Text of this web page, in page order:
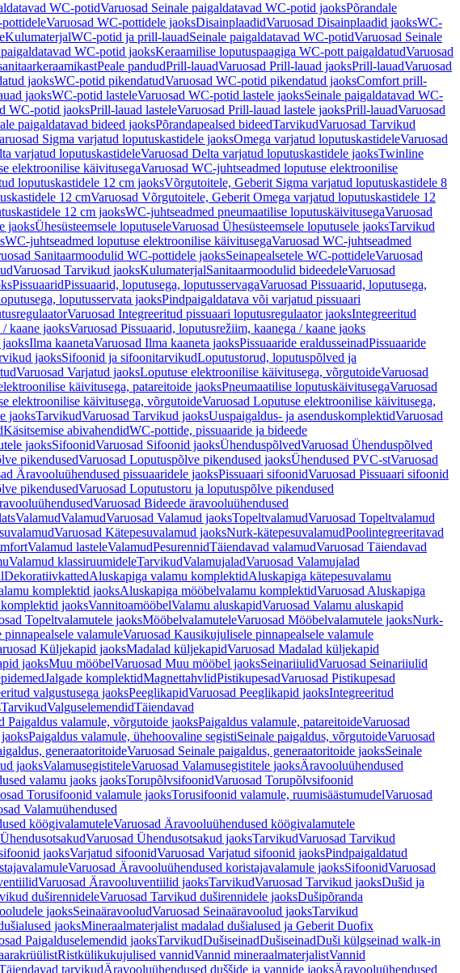
WC-potidVaruosad Seinale paigaldatavad WC-potid jaoksPõrandale
Varuosad WC-pottidele jaoksDisainplaadidVaruosad Disainplaadid jaoksWC-
KulumaterjalWC-potid ja prill-lauadSeinale paigaldatavad WC-potidVaruosad Seinale
WC-potid jaoksKeraamilise loputuspaagiga WC-pott paigaldatudVaruosad
Peale pandudPrill-lauadVaruosad Prill-lauad jaoksPrill-lauadVaruosad
jaoksWC-potid pikendatudVaruosad WC-potid pikendatud jaoksComfort prill-
jaoksWC-potid lasteleVaruosad WC-potid lastele jaoksSeinale paigaldatavad WC-
WC-potid jaoksPrill-lauad lasteleVaruosad Prill-lauad lastele jaoksPrill-lauadVaruosad
paigaldatavad bideed jaoksPõrandapealsed bideedTarvikudVaruosad Tarvikud
Sigma varjatud loputuskastidele jaoksOmega varjatud loputuskastideleVaruosad
varjatud loputuskastideleVaruosad Delta varjatud loputuskastidele jaoksTwinline
elektroonilise käivitusegaVaruosad WC-juhtseadmed loputuse elektroonilise
loputuskastidele 12 cm jaoksVõrgutoitele, Geberit Sigma varjatud loputuskastidele 8
12 cmVaruosad Võrgutoitele, Geberit Omega varjatud loputuskastidele 12
12 cm jaoksWC-juhtseadmed pneumaatilise loputuskäivitusegaVaruosad
jaoksÜhesüsteemsele loputuseleVaruosad Ühesüsteemsele loputusele jaoksTarvikud
WC-juhtseadmed loputuse elektroonilise käivitusegaVaruosad WC-juhtseadmed
Sanitaarmoodulid WC-pottidele jaoksSeinapealsetele WC-pottideleVaruosad
Varuosad Tarvikud jaoksKulumaterjalSanitaarmoodulid bideedeleVaruosad
PissuaaridPissuaarid, loputusega, loputusservagaVaruosad Pissuaarid, loputusega,
loputusservata jaoksPindpaigaldatava või varjatud pissuaari
Varuosad Integreeritud pissuaari loputusregulaator jaoksIntegreeritud
kaane jaoksVaruosad Pissuaarid, loputusrežiim, kaanega / kaane jaoks
jaoksIlma kaanetaVaruosad Ilma kaaneta jaoksPissuaaride eraldusseinadPissuaaride
jaoksSifoonid ja sifoonitarvikudLoputustorud, loputuspõlved ja
Varuosad Varjatud jaoksLoputuse elektroonilise käivitusega, võrgutoideVaruosad
käivitusega, patareitoide jaoksPneumaatilise loputuskäivitusegaVaruosad
elektroonilise käivitusega, võrgutoideVaruosad Loputuse elektroonilise käivitusega,
jaoksTarvikudVaruosad Tarvikud jaoksUuspaigaldus- ja asenduskomplektidVaruosad
Käsitsemise abivahendidWC-pottide, pissuaaride ja bideede
jaoksSifoonidVaruosad Sifoonid jaoksÜhenduspõlvedVaruosad Ühenduspõlved
pikendusedVaruosad Loputuspõlve pikendused jaoksÜhendused PVC-stVaruosad
Äravooluühendused pissuaaridele jaoksPissuaari sifoonidVaruosad Pissuaari sifoonid
pikendusedVaruosad Loputustoru ja loputuspõlve pikendused
Varuosad Bideede äravooluühendused
ValamudValamudVaruosad Valamud jaoksTopeltvalamudVaruosad Topeltvalamud
Varuosad Kätepesuvalamud jaoksNurk-kätepesuvalamudPoolintegreeritavad
Valamud lasteleValamudPesurennidTäiendavad valamudVaruosad Täiendavad
Valamud klassiruumideleTarvikudValamujaladVaruosad Valamujalad
DekoratiivkattedAluskapiga valamu komplektidAluskapiga kätepesuvalamu
komplektid jaoksAluskapiga mööbelvalamu komplektidVaruosad Aluskapiga
jaoksVannitoamööbelValamu aluskapidVaruosad Valamu aluskapid
Topeltvalamutele jaoksMööbelvalamuteleVaruosad Mööbelvalamutele jaoksNurk-
valamuleVaruosad Kausikujulisele pinnapealsele valamule
Küljekapid jaoksMadalad küljekapidVaruosad Madalad küljekapid
jaoksMuu mööbelVaruosad Muu mööbel jaoksSeinariiulidVaruosad Seinariiulid
Jalgade komplektidMagnettahvlidPistikupesadVaruosad Pistikupesad
valgustusega jaoksPeeglikapidVaruosad Peeglikapid jaoksIntegreeritud
TarvikudValguselemendidTäiendavad
Paigaldus valamule, võrgutoide jaoksPaigaldus valamule, patareitoideVaruosad
Paigaldus valamule, ühehoovaline segistiSeinale paigaldus, võrgutoideVaruosad
generaatoritoideVaruosad Seinale paigaldus, generaatoritoide jaoksSeinale
jaoksValamusegistiteleVaruosad Valamusegistitele jaoksÄravooluühendused
valamu jaoks jaoksTorupõlvsifoonidVaruosad Torupõlvsifoonid
Torusifoonid valamule jaoksTorusifoonid valamule, ruumisäästumudelVaruosad
Valamuühendused
köögivalamuteleVaruosad Äravooluühendused köögivalamutele
ÜhendusotsakudVaruosad Ühendusotsakud jaoksTarvikudVaruosad Tarvikud
jaoksVarjatud sifoonidVaruosad Varjatud sifoonid jaoksPindpaigaldatud
Varuosad Äravooluühendused koristajavalamule jaoksSifoonidVaruosad
Varuosad Äravooluventiilid jaoksTarvikudVaruosad Tarvikud jaoksDušid ja
duširennideleVaruosad Tarvikud duširennidele jaoksDušipõranda
jaoksSeinaäravooludVaruosad Seinaäravoolud jaoksTarvikud
jaoksMineraalmaterjalist madalad dušialused ja Geberit Duofix
Paigalduselemendid jaoksTarvikudDušiseinadDušiseinadDuši külgseinad walk-in
Ristkülikukujulised vannidVannid mineraalmaterjalistVannid
tarvikudÄravooluühendused duššide ja vannide jaoksÄravooluühendused